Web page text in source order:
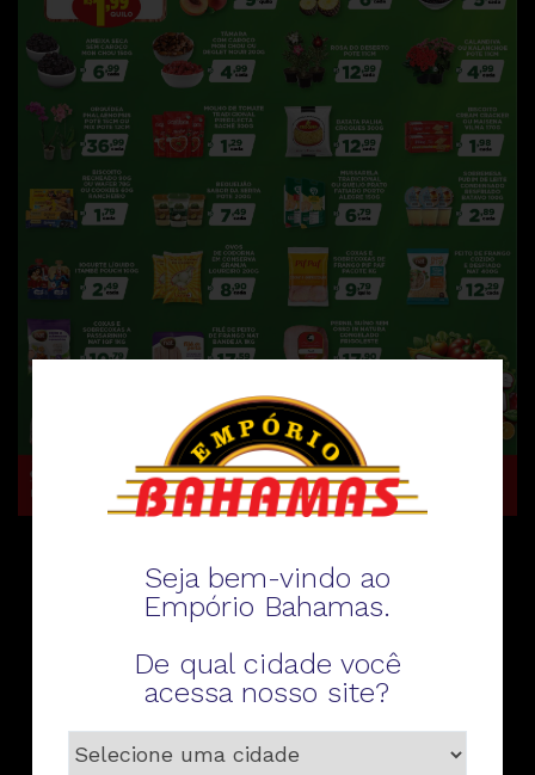
Fale conosco
Seja bem-vindo ao
Empório Bahamas.
De qual cidade você
acessa nosso site?